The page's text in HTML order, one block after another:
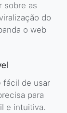
sobre as
do
o web
fácil de usar
para
e intuitiva.